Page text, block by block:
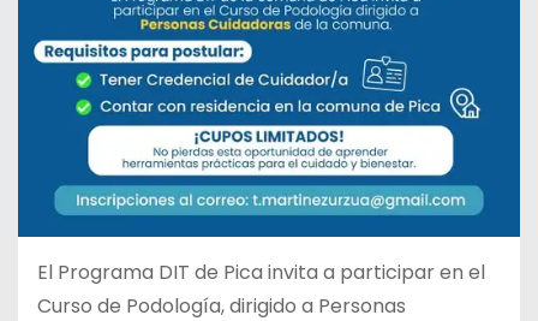
El Programa DIT de Pica invita a participar en el
Curso de Podología, dirigido a Personas